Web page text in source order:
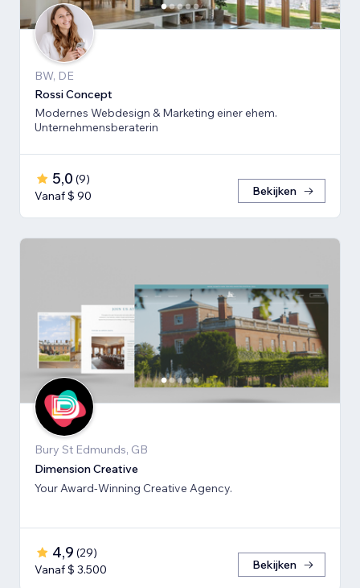
BW, DE
Rossi Concept
Modernes Webdesign & Marketing einer ehem.
Unternehmensberaterin
5,0 (9)
Vanaf $ 90
Bekijken
Bury St Edmunds, GB
Dimension Creative
Your Award-Winning Creative Agency.
4,9 (29)
Vanaf $ 3.500
Bekijken